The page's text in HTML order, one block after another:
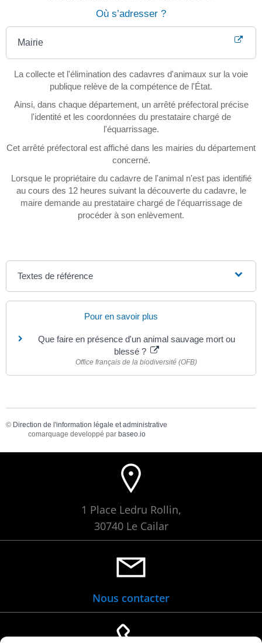
Où s’adresser ?
Mairie
La collecte et l'élimination des cadavres d'animaux sur la voie
publique relève de la compétence de l'État.
Ainsi, dans chaque département, un arrêté préfectoral précise
l'identité et les coordonnées du prestataire chargé de
l'équarrissage.
Cet arrêté préfectoral est affiché dans les mairies du département
concerné.
Lorsque le propriétaire du cadavre de l'animal n'est pas identifié
au cours des 12 heures suivant la découverte du cadavre, le
maire demande au prestataire chargé de l'équarrissage de
procéder à son enlèvement.
Textes de référence
Pour en savoir plus
Que faire en présence d'un animal sauvage mort ou
blessé ?
Office français de la biodiversité (OFB)
© Direction de l'information légale et administrative
comarquage developpé par baseo.io
1 Place Ledru Rollin,
30740 Le Cailar
Nous contacter